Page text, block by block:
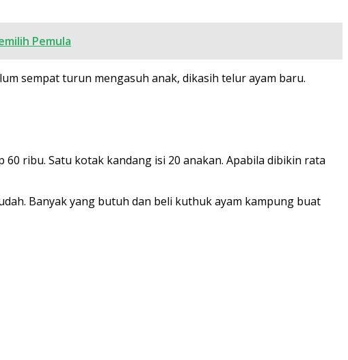
Pemula
sempat turun mengasuh anak, dikasih telur ayam baru.
ribu. Satu kotak kandang isi 20 anakan. Apabila dibikin rata
Banyak yang butuh dan beli kuthuk ayam kampung buat